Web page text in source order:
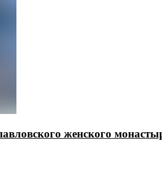
женского